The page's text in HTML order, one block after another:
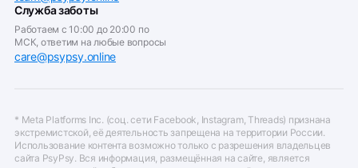
Служба заботы
Работаем с 10:00 до 20:00 по
МСК, ответим на любые вопросы
care@psypsy.online
* Meta Platforms Inc. (соц. сети Facebook, Instagram, Threads) признана
экстремистской, её деятельность запрещена на территории России.
Использование контента возможно только с разрешения владельцев
сайта PsyPsy. Вся информация, размещённая на сайте, является